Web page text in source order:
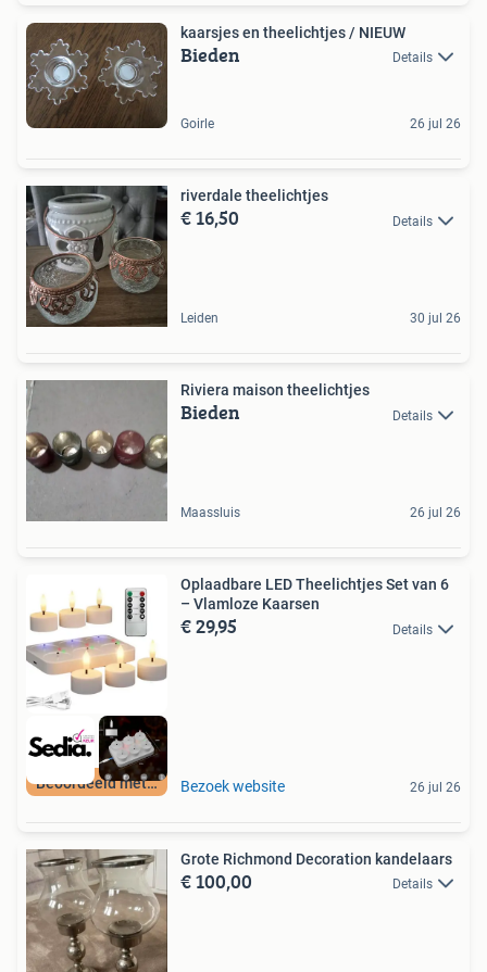
kaarsjes en theelichtjes / NIEUW
Bieden Details
Goirle 26 jul 26
riverdale theelichtjes
€ 16,50 Details
Leiden 30 jul 26
Riviera maison theelichtjes
Bieden Details
Maassluis 26 jul 26
Beoordeeld met 9+
Oplaadbare LED Theelichtjes Set van 6
– Vlamloze Kaarsen
€ 29,95 Details
Bezoek website 26 jul 26
Grote Richmond Decoration kandelaars
€ 100,00 Details